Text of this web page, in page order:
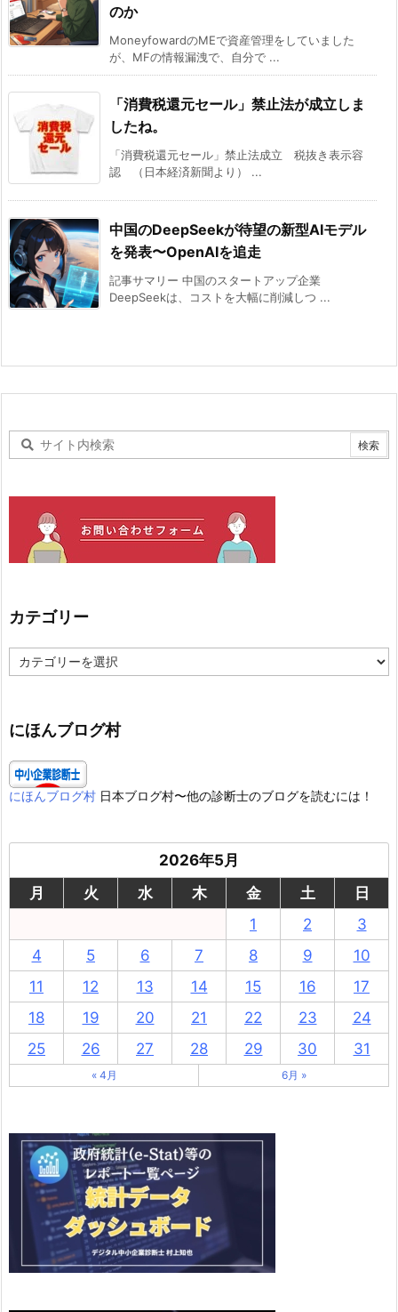
のか
MoneyfowardのMEで資産管理をしていました
が、MFの情報漏洩で、自分で ...
「消費税還元セール」禁止法が成立しま
したね。
「消費税還元セール」禁止法成立 税抜き表示容
認 （日本経済新聞より） ...
中国のDeepSeekが待望の新型AIモデル
を発表〜OpenAIを追走
記事サマリー 中国のスタートアップ企業
DeepSeekは、コストを大幅に削減しつ ...
カテゴリー
テ
ー
にほんブログ村
にほんブログ村 日本ブログ村〜他の診断士のブログを読むには！
2026年5月
月
火 水 木 金 土
日
1
2
3
4
5 6 7 8 9
10
11
12 13 14 15 16
17
18
19 20 21 22 23
24
25
26 27 28 29 30 31
« 4月 6月 »